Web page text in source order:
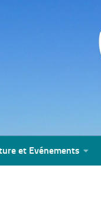
et Evénements